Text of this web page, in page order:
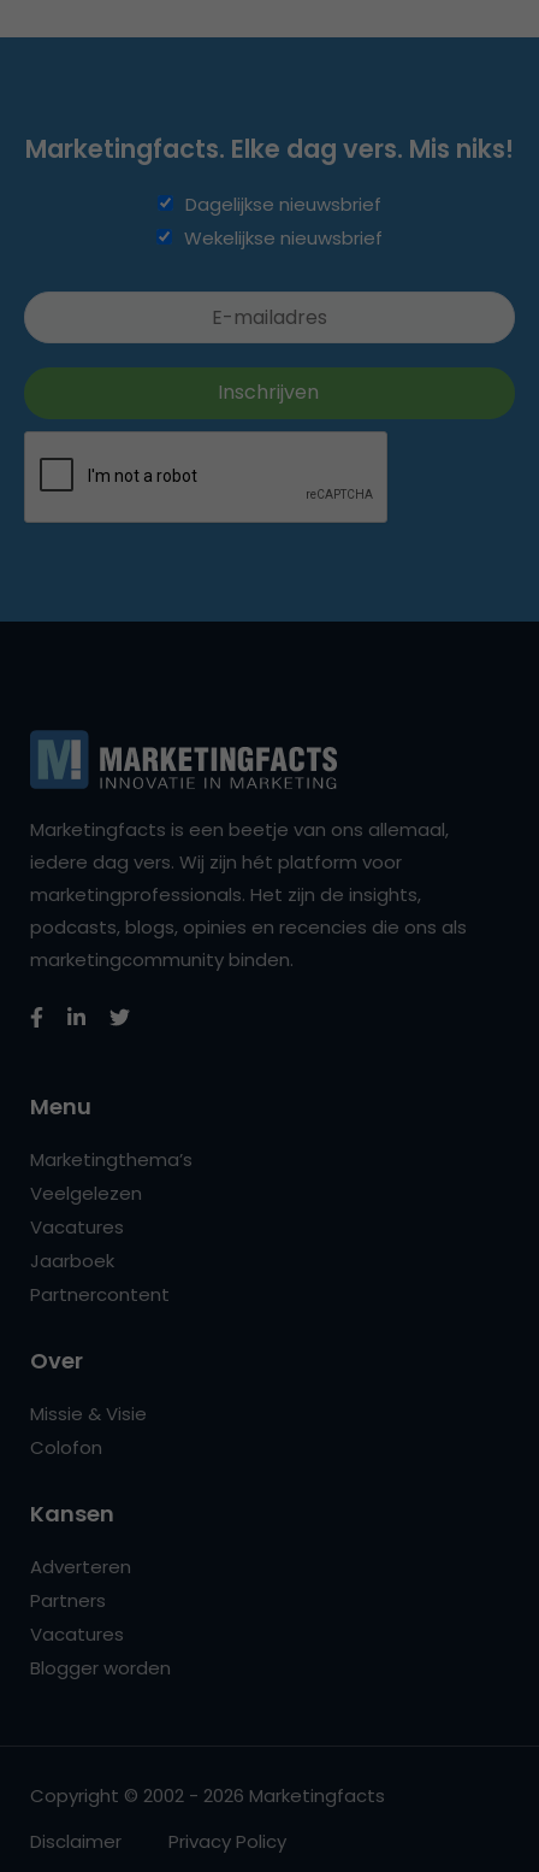
Marketingfacts. Elke dag vers. Mis niks!
Dagelijkse nieuwsbrief
Wekelijkse nieuwsbrief
Marketingfacts is een beetje van ons allemaal,
iedere dag vers. Wij zijn hét platform voor
marketingprofessionals. Het zijn de insights,
podcasts, blogs, opinies en recencies die ons als
marketingcommunity binden.
Menu
Marketingthema’s
Veelgelezen
Vacatures
Jaarboek
Partnercontent
Over
Missie & Visie
Colofon
Kansen
Adverteren
Partners
Vacatures
Blogger worden
Copyright © 2002 - 2026 Marketingfacts
Disclaimer
Privacy Policy